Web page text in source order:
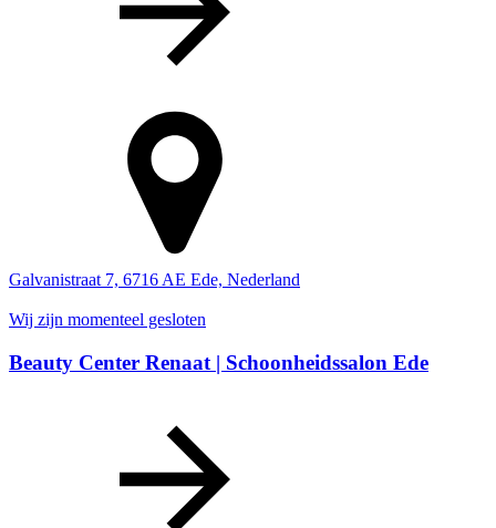
Galvanistraat 7, 6716 AE Ede, Nederland
Wij zijn momenteel gesloten
Beauty Center Renaat | Schoonheidssalon Ede